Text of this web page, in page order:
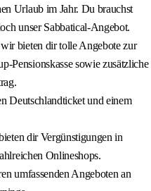
Urlaub im Jahr. Du brauchst
unser Sabbatical-Angebot.
bieten dir tolle Angebote zur
Pensionskasse sowie zusätzliche
Deutschlandticket und einem
dir Vergünstigungen in
Onlineshops.
umfassenden Angeboten an